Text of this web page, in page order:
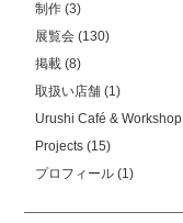
制作 (3)
展覧会 (130)
掲載 (8)
取扱い店舗 (1)
Urushi Café & Workshop
Projects (15)
プロフィール (1)